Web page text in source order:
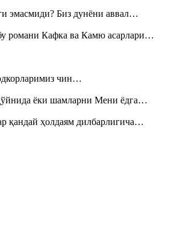
эмасмиди? Биз дунёни аввал…
романи Кафка ва Камю асарлари…
чин…
ёки шамларни Мени ёдга…
қандай ҳолдаям дилбарлигича…